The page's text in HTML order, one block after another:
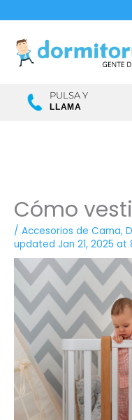
PULSA Y
LLAMA
Cómo
/ Accesorios de Cama,
updated Jan 21, 2025 at